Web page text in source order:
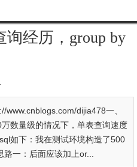
经历，group by
www.cnblogs.com/dijia478一、
数量级的情况下，单表查询速度
如下：我在测试环境构造了500
一：后面应该加上or...